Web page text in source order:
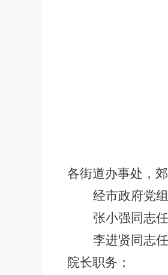
各街道办事处，
经市政府党
张小强同志
李进贤同志
院长职务；